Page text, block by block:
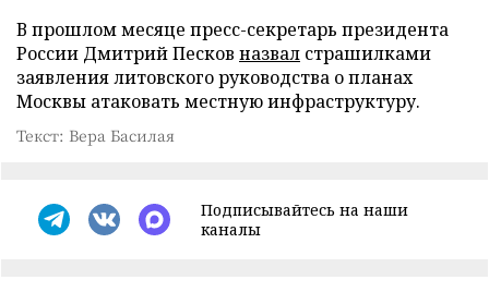
В прошлом месяце пресс-секретарь президента
России Дмитрий Песков назвал страшилками
заявления литовского руководства о планах
Москвы атаковать местную инфраструктуру.
Текст: Вера Басилая
Подписывайтесь на наши
каналы